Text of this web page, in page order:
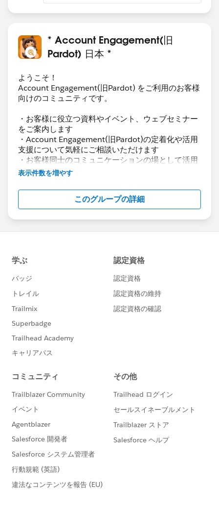
* Account Engagement(旧
Pardot) 日本 *
ようこそ！
Account Engagement(旧Pardot) をご利用のお客様
向けのコミュニティです。
・お客様に役立つ資料やイベント、ウェブセミナー
をご案内します
・Account Engagement(旧Pardot)の定着化や活用
支援について気軽にご相談いただけます
・お客様同士のコミュニケーションの場として活用
いただけます
Account Engagement(旧Pardot)に関する総合コミ
ュニティとしてお役立てください！
https://www.salesforce.com/jp/products/pardot
/overview
このグループは株式会社セールスフォース・ジャパ
ンの社員によって管理、運営されています。
「Trailblazer Community オンライン行動規範」に
https://trailhead.salesforce.com/ja/trailblazerco
mmunity/code-of-conduct
このグループ内での発言はForward Looking
http://investor.salesforce.com/about-
statements/default.aspx
https://www.salesforce.com/jp/company/progra
「アドバイス」となります。正式な回答が必要な場
合はケース起票をお願いします。
表示件数を増やす
このグループの詳細